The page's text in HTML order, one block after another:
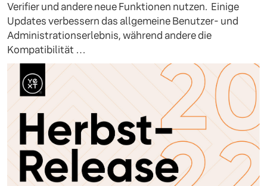
Verifier und andere neue Funktionen nutzen. Einige
Updates verbessern das allgemeine Benutzer- und
Administrationserlebnis, während andere die
Kompatibilität …